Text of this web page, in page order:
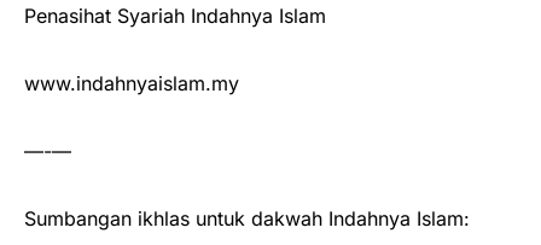
Penasihat Syariah Indahnya Islam
www.indahnyaislam.my
—-—
Sumbangan ikhlas untuk dakwah Indahnya Islam: